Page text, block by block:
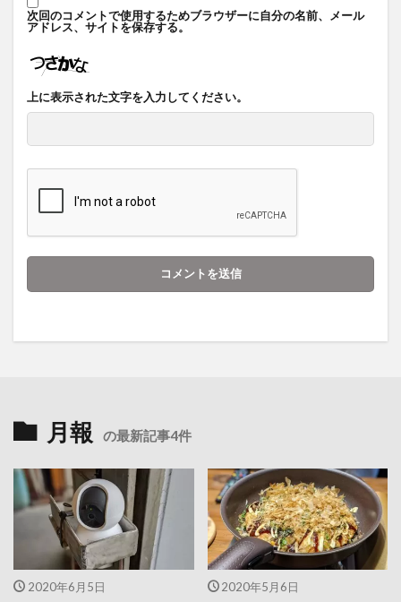
次回のコメントで使用するためブラウザーに自分の名前、メール
アドレス、サイトを保存する。
上に表示された文字を入力してください。
月報 の最新記事4件
2020年6月5日 2020年5月6日